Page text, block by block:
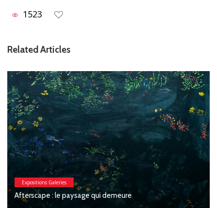
1523
Related Articles
Expositions Galeries
Macchia : Jesse Willems, Galerie
Féronnière